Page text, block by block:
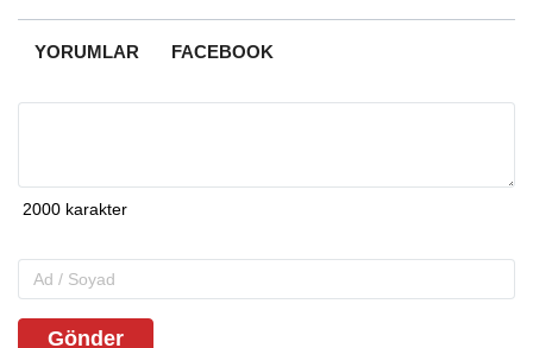
YORUMLAR FACEBOOK
Gönder